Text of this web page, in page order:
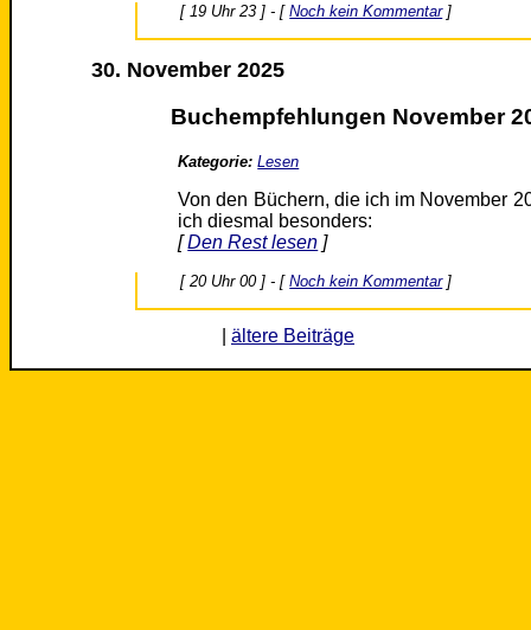
[ 19 Uhr 23 ] - [Noch kein Kommentar]
30. November 2025
Buchempfehlungen November
Kategorie: Lesen
Von den Büchern, die ich im November
ich diesmal besonders:
[Den Rest lesen ]
[ 20 Uhr 00 ] - [Noch kein Kommentar]
ältere Beiträge